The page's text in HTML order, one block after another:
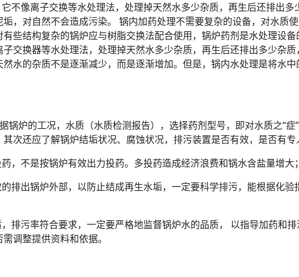
不像离子交换等水处理法，处理掉天然水多少杂质，再生后还排出
，对自然不会造成污染。 锅内加药处理不需要复杂的设备，对水
些结构复杂的锅炉应与树脂交换法配合使用，锅炉药剂是水处理设
交换器等水处理法，处理掉天然水多少杂质，再生后还排出多少杂
水的杂质不是逐渐减少，而是逐渐增加。但是，锅内水处理是将水
锅炉的工况，水质（水质检测报告），选择药剂型号，即对水质之
次还应了解锅炉结垢状况、腐蚀状况，排污装置是否有效，是否有专
，不是按锅炉有效出力投药。多投药造成经济浪费和锅水含盐量增大
排出锅炉外部，以防止结成再生水垢，一定要科学排污，能根据化
排污率符合要求，一定要严格地监督锅炉水的品质， 以指导加药和
调整提供资料和依据。